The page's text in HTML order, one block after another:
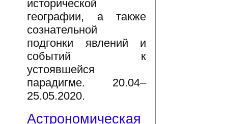
исторической
географии, а также
сознательной
подгонки явлений и
событий к
устоявшейся
парадигме. 20.04–
25.05.2020.
Астрономическая